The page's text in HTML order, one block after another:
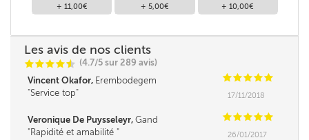
+ 11,00€
+ 5,00€
+ 10,00€
Les avis de nos clients
CCCCi
@ (4.7/5 sur 289 avis)
Vincent Okafor, Erembodegem CCCCC
Service top
17/11/2018
Veronique De Puysseleyr, Gand CCCCC
Rapidité et amabilité
26/01/2017